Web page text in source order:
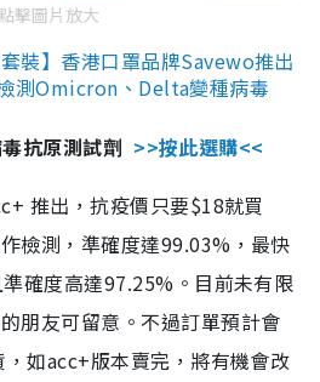
點擊圖片放大
裝】香港口罩品牌Savewo推出
測Omicron、Delta變種病毒
抗原測試劑 >>按此選購<<
推出，抗疫價只要$18就買
檢測，準確度達99.03%，最快
確度高達97.25%。目前未有限
朋友可留意。不過訂單預計會
如acc+版本賣完，將有機會改